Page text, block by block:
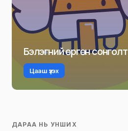
Бэлэгний өргөн сонголт
Цааш үзэх
ДАРАА НЬ УНШИХ